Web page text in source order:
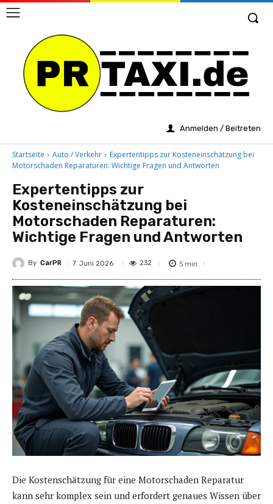
Anmelden / Beitreten
Startseite Auto / Verkehr
Expertentipps zur Kosteneinschätzung bei
Motorschaden Reparaturen: Wichtige Fragen und Antworten
Expertentipps zur
Kosteneinschätzung bei
Motorschaden Reparaturen:
Wichtige Fragen und Antworten
By CarPR 7. Juni 2026 232 5 min.
Die Kostenschätzung für eine Motorschaden Reparatur
kann sehr komplex sein und erfordert genaues Wissen über